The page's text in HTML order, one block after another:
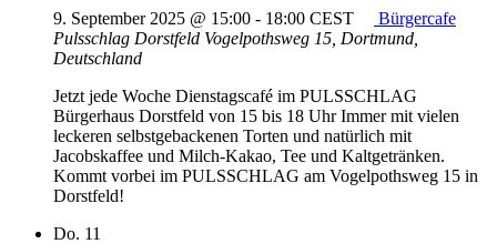
9. September 2025 @ 15:00 - 18:00 CEST
Bürgercafe
Pulsschlag Dorstfeld Vogelpothsweg 15, Dortmund,
Deutschland
Jetzt jede Woche Dienstagscafé im PULSSCHLAG
Bürgerhaus Dorstfeld von 15 bis 18 Uhr Immer mit vielen
leckeren selbstgebackenen Torten und natürlich mit
Jacobskaffee und Milch-Kakao, Tee und Kaltgetränken.
Kommt vorbei im PULSSCHLAG am Vogelpothsweg 15 in
Dorstfeld!
Do. 11